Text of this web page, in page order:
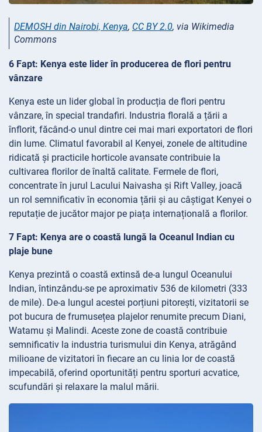
DEMOSH din Nairobi, Kenya, CC BY 2.0, via Wikimedia
Commons
6 Fapt: Kenya este lider în producerea de flori pentru
vânzare
Kenya este un lider global în producția de flori pentru
vânzare, în special trandafiri. Industria florală a țării a
înflorit, făcând-o unul dintre cei mai mari exportatori de flori
din lume. Climatul favorabil al Kenyei, zonele de altitudine
ridicată și practicile horticole avansate contribuie la
cultivarea florilor de înaltă calitate. Fermele de flori,
concentrate în jurul Lacului Naivasha și Rift Valley, joacă
un rol semnificativ în economia țării și au câștigat Kenyei o
reputație de jucător major pe piața internațională a florilor.
7 Fapt: Kenya are o coastă lungă la Oceanul Indian cu
plaje bune
Kenya prezintă o coastă extinsă de-a lungul Oceanului
Indian, întinzându-se pe aproximativ 536 de kilometri (333
de mile). De-a lungul acestei porțiuni pitorești, vizitatorii se
pot bucura de frumusețea plajelor renumite precum Diani,
Watamu și Malindi. Aceste zone de coastă contribuie
semnificativ la industria turismului din Kenya, atrăgând
milioane de vizitatori în fiecare an cu linia lor de coastă
impecabilă, oferind oportunități pentru sporturi acvatice,
scufundări și relaxare la malul mării.